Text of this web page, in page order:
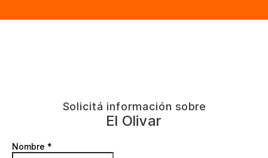
Solicitá información sobre
El Olivar